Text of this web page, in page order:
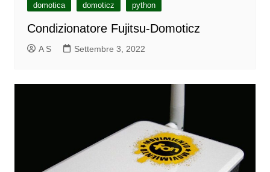
domotica domoticz python
Condizionatore Fujitsu-Domoticz
A S Settembre 3, 2022